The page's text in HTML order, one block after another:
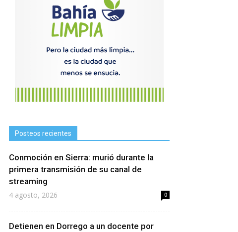
Posteos recientes
Conmoción en Sierra: murió durante la
primera transmisión de su canal de
streaming
4 agosto, 2026 0
Detienen en Dorrego a un docente por